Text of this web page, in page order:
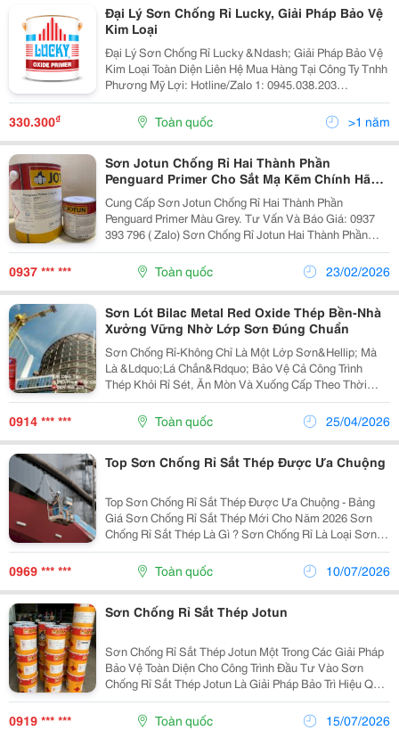
Đại Lý Sơn Chống Rỉ Lucky, Giải Pháp Bảo Vệ
Kim Loại
Đại Lý Sơn Chống Rỉ Lucky &Ndash; Giải Pháp Bảo Vệ
Kim Loại Toàn Diện Liên Hệ Mua Hàng Tại Công Ty Tnhh
Phương Mỹ Lợi: Hotline/Zalo 1: 0945.038.203
Hotline/Zalo 2: 0378.963.505 (Gặp Ms. Bích &Ndash;
330.300₫ Toàn quốc >1 năm
Sơn Jotun Chống Rỉ Hai Thành Phần
Penguard Primer Cho Sắt Mạ Kẽm Chính Hãng
Tại Hcm
Cung Cấp Sơn Jotun Chống Rỉ Hai Thành Phần
Penguard Primer Màu Grey. Tư Vấn Và Báo Giá: 0937
393 796 ( Zalo) Sơn Chống Rỉ Jotun Hai Thành Phần
Jotun Penguard Primer - Cho Sắt Đen Và Sắt Mạ Kẽm -
Bộ 5 Lit ( Gồm Chất Đóng Rắn) Sơn Có Màu...
0937 *** *** Toàn quốc 23/02/2026
Sơn Lót Bilac Metal Red Oxide Thép Bền-Nhà
Xưởng Vững Nhờ Lớp Sơn Đúng Chuẩn
Sơn Chống Rỉ-Không Chỉ Là Một Lớp Sơn&Hellip; Mà
Là &Ldquo;Lá Chắn&Rdquo; Bảo Vệ Cả Công Trình
Thép Khỏi Rỉ Sét, Ăn Mòn Và Xuống Cấp Theo Thời
Gian. Sơn Chống Rỉ Nippon &Ndash; Giải Pháp Cho Mọi
Bề Mặt Kim Loại ✔️ Bám Dính Cực Tốt Trên Thép, Kết...
0914 *** *** Toàn quốc 25/04/2026
Top Sơn Chống Rỉ Sắt Thép Được Ưa Chuộng
Top Sơn Chống Rỉ Sắt Thép Được Ưa Chuộng - Bảng
Giá Sơn Chống Rỉ Sắt Thép Mới Cho Năm 2026 Sơn
Chống Rỉ Sắt Thép Là Gì ? Sơn Chống Rỉ Là Loại Sơn
Lót Chuyên Dụng Được Thiết Kế Dành Cho Bề Mặt Kim
Loại Như Sắt, Thép, Thép Mạ Kẽm Hoặc Kết Cấu
Thép....
0969 *** *** Toàn quốc 10/07/2026
Sơn Chống Rỉ Sắt Thép Jotun
Sơn Chống Rỉ Sắt Thép Jotun Một Trong Các Giải Pháp
Bảo Vệ Toàn Diện Cho Công Trình Đầu Tư Vào Sơn
Chống Rỉ Sắt Thép Jotun Là Giải Pháp Bảo Trì Hiệu Quả,
Giúp Tiết Kiệm Chi Phí Sửa Chữa Dài Hạn. Việc Chọn
Đúng Chủng Loại Và Tuân Thủ Quy Trình Thi...
0919 *** *** Toàn quốc 15/07/2026